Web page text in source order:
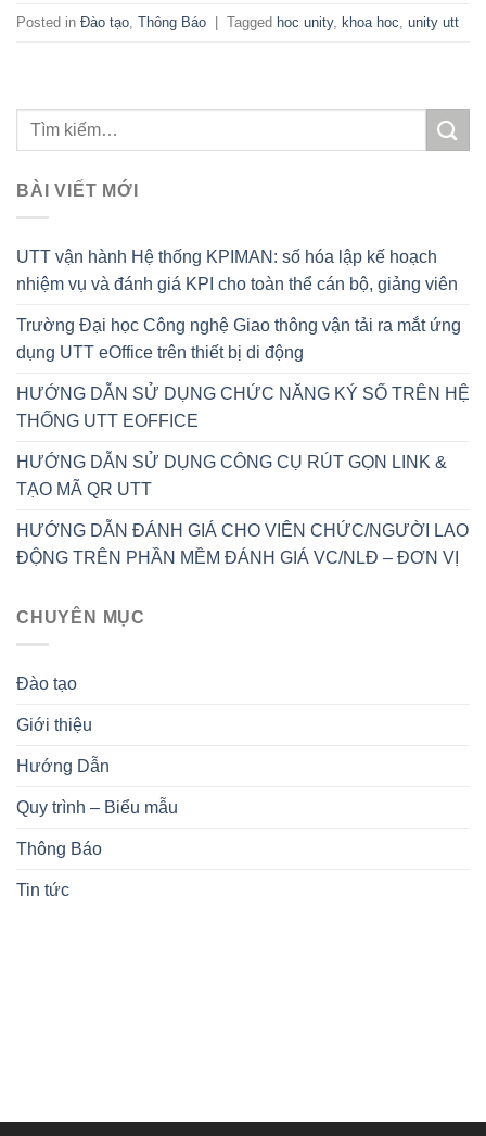
Posted in Đào tạo Thông Báo Tagged hoc unity, khoa hoc unity utt
BÀI VIẾT MỚI
UTT vận hành Hệ thống KPIMAN: số hóa lập kế hoạch
nhiệm vụ và đánh giá KPI cho toàn thể cán bộ, giảng viên
Trường Đại học Công nghệ Giao thông vận tải ra mắt ứng
dụng UTT eOffice trên thiết bị di động
HƯỚNG DẪN SỬ DỤNG CHỨC NĂNG KÝ SỐ TRÊN HỆ
THỐNG UTT EOFFICE
HƯỚNG DẪN SỬ DỤNG CÔNG CỤ RÚT GỌN LINK &
TẠO MÃ QR UTT
HƯỚNG DẪN ĐÁNH GIÁ CHO VIÊN CHỨC/NGƯỜI LAO
ĐỘNG TRÊN PHẦN MỀM ĐÁNH GIÁ VC/NLĐ – ĐƠN VỊ
CHUYÊN MỤC
Đào tạo
Giới thiệu
Hướng Dẫn
Quy trình – Biểu mẫu
Thông Báo
Tin tức